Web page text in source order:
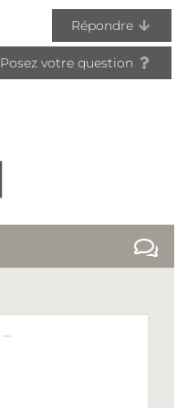
Répondre
Posez votre question